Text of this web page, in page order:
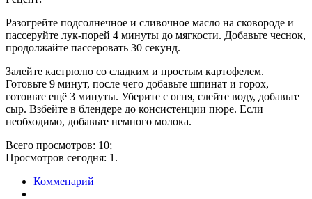
Разогрейте подсолнечное и сливочное масло на сковороде и
пассеруйте лук-порей 4 минуты до мягкости. Добавьте чеснок,
продолжайте пассеровать 30 секунд.
Залейте кастрюлю со сладким и простым картофелем.
Готовьте 9 минут, после чего добавьте шпинат и горох,
готовьте ещё 3 минуты. Уберите с огня, слейте воду, добавьте
сыр. Взбейте в блендере до консистенции пюре. Если
необходимо, добавьте немного молока.
Всего просмотров: 10;
Просмотров сегодня: 1.
Комменарий